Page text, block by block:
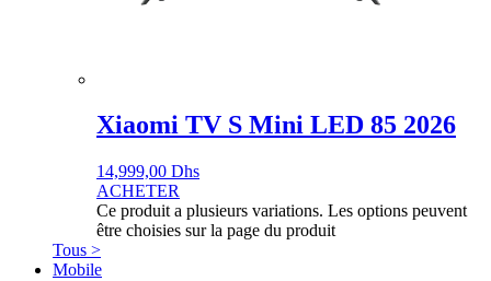
Xiaomi TV S Mini LED 85 2026
14,999,00 Dhs
ACHETER
Ce produit a plusieurs variations. Les options peuvent
être choisies sur la page du produit
Tous >
Mobile